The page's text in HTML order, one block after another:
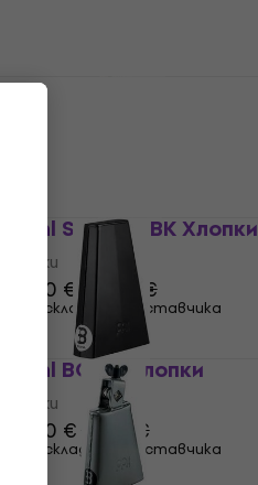
Meinl STB80S-CH Хлопки
Meinl SCL850-BK Хлопки
Хлопки
42,30 € 44,90 €
На склад при доставчика
Meinl BCOB Хлопки
Хлопки
30,20 € 31,90 €
На склад при доставчика